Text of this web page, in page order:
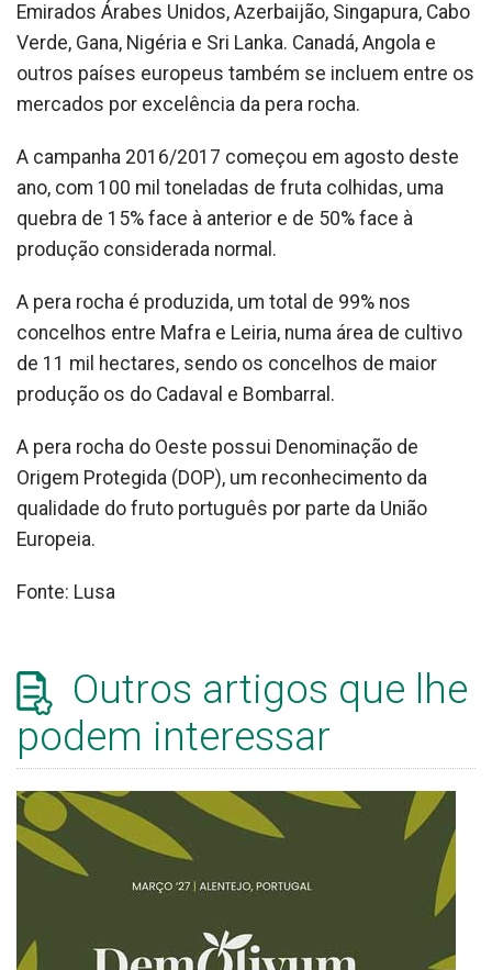
Emirados Árabes Unidos, Azerbaijão, Singapura, Cabo
Verde, Gana, Nigéria e Sri Lanka. Canadá, Angola e
outros países europeus também se incluem entre os
mercados por excelência da pera rocha.
A campanha 2016/2017 começou em agosto deste
ano, com 100 mil toneladas de fruta colhidas, uma
quebra de 15% face à anterior e de 50% face à
produção considerada normal.
A pera rocha é produzida, um total de 99% nos
concelhos entre Mafra e Leiria, numa área de cultivo
de 11 mil hectares, sendo os concelhos de maior
produção os do Cadaval e Bombarral.
A pera rocha do Oeste possui Denominação de
Origem Protegida (DOP), um reconhecimento da
qualidade do fruto português por parte da União
Europeia.
Fonte: Lusa
Outros artigos que lhe
podem interessar